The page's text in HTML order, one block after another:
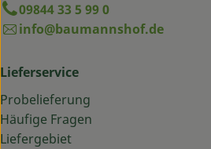
09844 33 5 99 0
info@baumannshof.de
Lieferservice
Probelieferung
Häufige Fragen
Liefergebiet